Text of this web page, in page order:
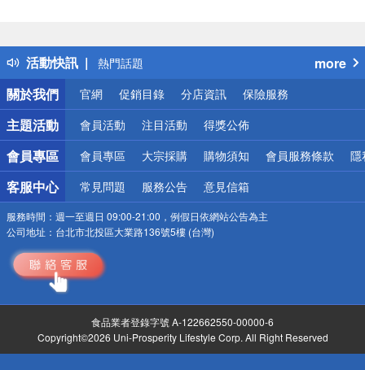
活動快訊
得獎公告
熱門話題
銀行優惠
偏遠地區配送
詐騙網頁！請小心！
more
關於我們
官網 促銷目錄 分店資訊 保險服務
主題活動 會員活動 注目活動 得獎公佈
會員專區 會員專區 大宗採購 購物須知 會員服務條款 隱
客服中心 常見問題 服務公告 意見信箱
服務時間： 週一至週日 09:00-21:00，例假日依網站公告為主
公司地址： 台北市北投區大業路136號5樓 (台灣)
食品業者登錄字號 A-122662550-00000-6
Copyright©2026 Uni-Prosperity Lifestyle Corp. All Right Reserved